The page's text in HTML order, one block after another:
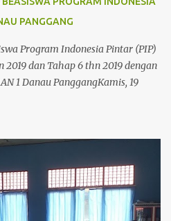
kaki kita dalam meniti hari-hari
.... Dan ... Dan SELAMAT KEPADA
hari ini Rabu, 13...
PANGGANG
Program Indonesia Pintar (PIP)
2019 dan Tahap 6 thn 2019 dengan
1 Danau PanggangKamis, 19